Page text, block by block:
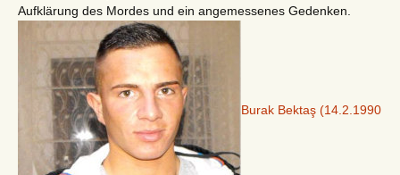
Aufklärung des Mordes und ein angemessenes Gedenken.
Burak Bektaş (14.2.1990